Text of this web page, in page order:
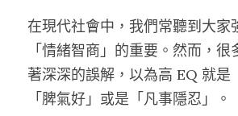
在現代社會中，我們常聽到大家
「情緒智商」的重要。然而，
著深深的誤解，以為高 EQ 就是
「脾氣好」或是「凡事隱忍」。